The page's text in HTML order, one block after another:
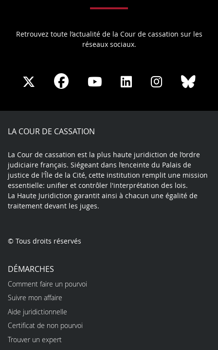
Retrouvez toute l’actualité de la Cour de cassation sur les
réseaux sociaux.
Share
X
Share
Facebook
Share
Youtube
Share
LinkedIn
Share
Instagram
LA COUR DE CASSATION
La Cour de cassation est la plus haute juridiction de l’ordre
judiciaire français. Siégeant dans l’enceinte du Palais de
justice de l'Île de la Cité, cette institution remplit une mission
essentielle: unifier et contrôler l'interprétation des lois.
La Haute Juridiction garantit ainsi à chacun une égalité de
traitement devant les juges.
© Tous droits réservés
DÉMARCHES
Comment faire un pourvoi
Suivre mon affaire
Aide juridictionnelle
Certificat de non pourvoi
Trouver un expert